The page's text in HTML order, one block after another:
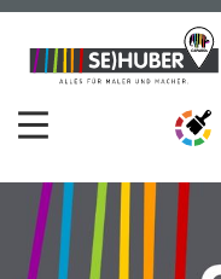
Zum
Inhalt
Zum
Navigationsmenü